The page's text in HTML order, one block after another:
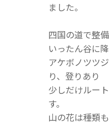
ました。
四国の道で整
いったん谷に
アケボノツツ
り、登りあり
少しだけルー
す。
山の花は種類